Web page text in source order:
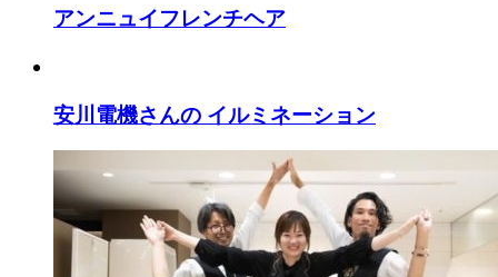
アンニュイフレンチヘア
安川電機さんの イルミネーション